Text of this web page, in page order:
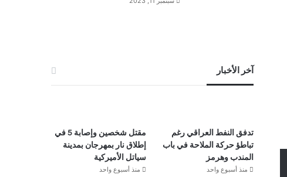
آخر الأخبار
تدفق النفط العراقي رغم
تباطؤ حركة الملاحة في باب
المندب وهرمز
منذ أسبوع واحد
مقتل شخصين وإصابة 5 في
إطلاق نار بمهرجان بمدينة
سياتل الأميركية
منذ أسبوع واحد